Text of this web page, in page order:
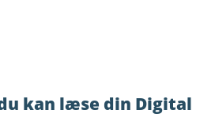
kan læse din Digital